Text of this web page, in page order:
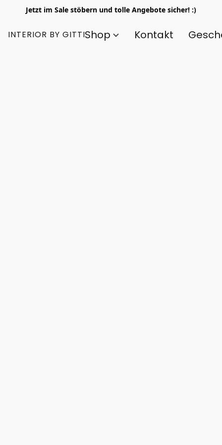
Jetzt im Sale stöbern und tolle Angebote sicher! :)
INTERIOR BY GITTIShop Kontakt